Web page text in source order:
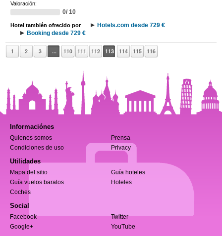
Valoración:
0/ 10
Hotel también ofrecido por
Hotels.com desde 729 €
Booking desde 729 €
1 2 3 ... 110 111 112 113 114 115 116
Informaciónes
Quienes somos
Prensa
Condiciones de uso
Privacy
Utilidades
Mapa del sitio
Guía hoteles
Guía vuelos baratos
Hoteles
Coches
Social
Facebook
Twitter
Google+
YouTube